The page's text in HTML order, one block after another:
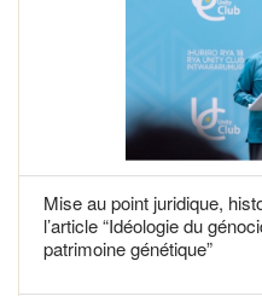
Mise au point juridique,
l’article “Idéologie du
patrimoine génétique”